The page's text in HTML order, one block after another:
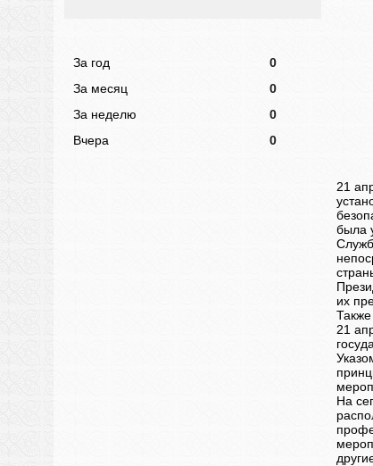
За год
0
За месяц
0
За неделю
0
Вчера
0
21
была
их
21
На